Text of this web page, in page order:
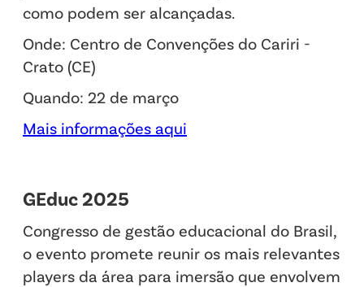
como podem ser alcançadas.
Onde: Centro de Convenções do Cariri -
Crato (CE)
Quando: 22 de março
Mais informações aqui
GEduc 2025
Congresso de gestão educacional do Brasil,
o evento promete reunir os mais relevantes
players da área para imersão que envolvem